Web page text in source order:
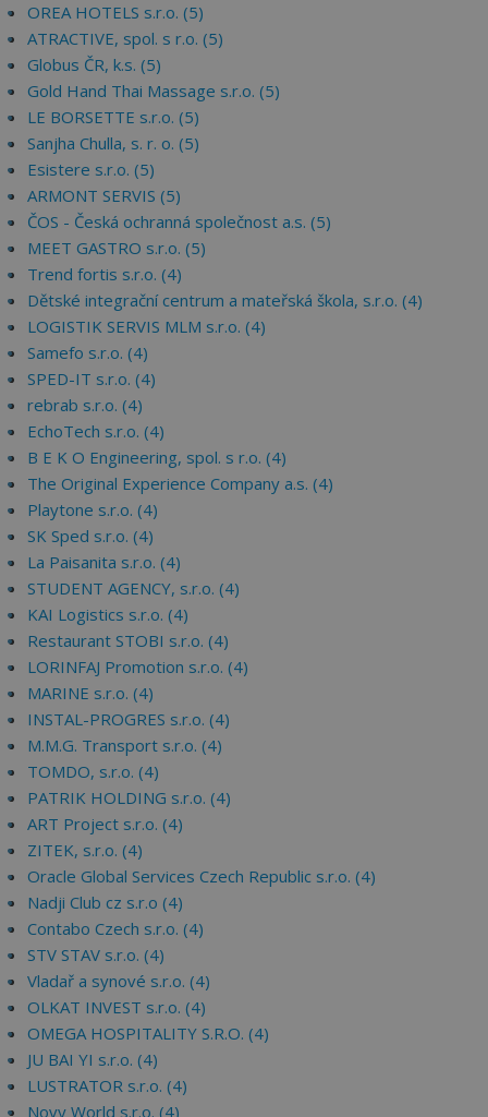
OREA HOTELS s.r.o. (5)
ATRACTIVE, spol. s r.o. (5)
Globus ČR, k.s. (5)
Gold Hand Thai Massage s.r.o. (5)
LE BORSETTE s.r.o. (5)
Sanjha Chulla, s. r. o. (5)
Esistere s.r.o. (5)
ARMONT SERVIS (5)
ČOS - Česká ochranná společnost a.s. (5)
MEET GASTRO s.r.o. (5)
Trend fortis s.r.o. (4)
Dětské integrační centrum a mateřská škola, s.r.o. (4)
LOGISTIK SERVIS MLM s.r.o. (4)
Samefo s.r.o. (4)
SPED-IT s.r.o. (4)
rebrab s.r.o. (4)
EchoTech s.r.o. (4)
B E K O Engineering, spol. s r.o. (4)
The Original Experience Company a.s. (4)
Playtone s.r.o. (4)
SK Sped s.r.o. (4)
La Paisanita s.r.o. (4)
STUDENT AGENCY, s.r.o. (4)
KAI Logistics s.r.o. (4)
Restaurant STOBI s.r.o. (4)
LORINFAJ Promotion s.r.o. (4)
MARINE s.r.o. (4)
INSTAL-PROGRES s.r.o. (4)
M.M.G. Transport s.r.o. (4)
TOMDO, s.r.o. (4)
PATRIK HOLDING s.r.o. (4)
ART Project s.r.o. (4)
ZITEK, s.r.o. (4)
Oracle Global Services Czech Republic s.r.o. (4)
Nadji Club cz s.r.o (4)
Contabo Czech s.r.o. (4)
STV STAV s.r.o. (4)
Vladař a synové s.r.o. (4)
OLKAT INVEST s.r.o. (4)
OMEGA HOSPITALITY S.R.O. (4)
JU BAI YI s.r.o. (4)
LUSTRATOR s.r.o. (4)
Novy World s.r.o. (4)